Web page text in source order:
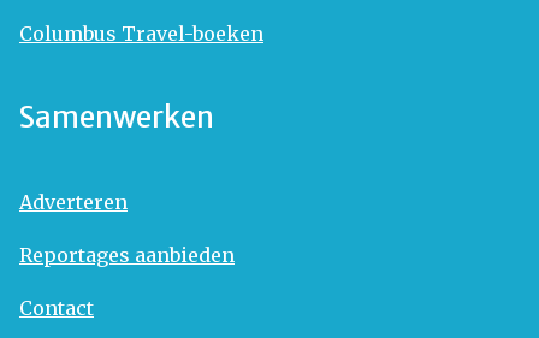
Columbus Travel-boeken
Samenwerken
Adverteren
Reportages aanbieden
Contact